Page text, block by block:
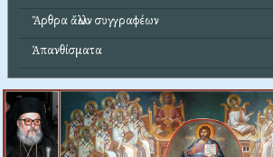
Ἄρθρα ἄλλων συγγραφέων
Ἀπανθίσματα